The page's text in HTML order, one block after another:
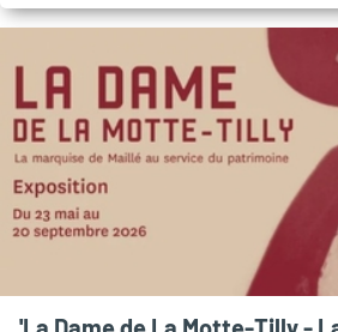
professeur certifié en arts plastiques. Jours et horaires: - Le
mercredi, de 10h à midi - Le jeudi, de
Inscription à l’année : 300€ *
Renseignements et inscriptions :
atelierpalais@laposte.net Pour les enfants et les
adolescents : Arts plastiques et
ateliers artistiques du Palais, animés par Simone MIGEAT
plasticienne sont construits autour
élaboré par l'enseignante et son équipe
les enfants, les activités en atelier
apprentissage de différentes
d'œuvre de Camille Claudel. Cette capsule sonore a été
réalisée avec le soutien de l’agence
Attractivité et du Slow Tourisme Lab. Horaires & Tarifs :
Inclus dans le billet d'entrée au
l'année aux horaires d'ouverture du